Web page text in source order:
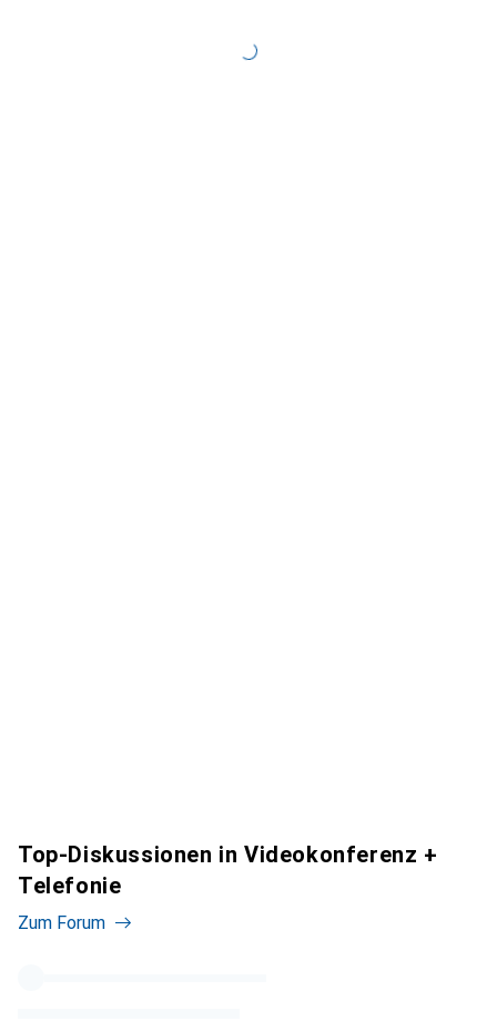
Top-Diskussionen in Videokonferenz +
Telefonie
Zum Forum